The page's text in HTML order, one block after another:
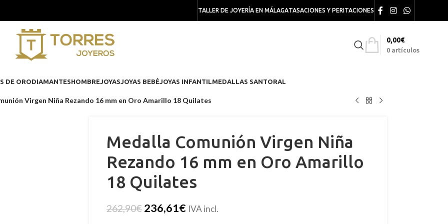
TALLER DE JOYERÍA EN MÁLAGATASACIONES Y PERITACIONES
0 artículos
0,00€
DE ORODIAMANTESHOMBREJOYASJOYAS BEBÉJOYAS INFANTILMEDALLAS SANTORAL
Virgen Niña Rezando 16 mm en Oro Amarillo 18 Quilates
Medalla Comunión Virgen Niña
Rezando 16 mm en Oro Amarillo
18 Quilates
262,90€ 236,61€ IVA incl.